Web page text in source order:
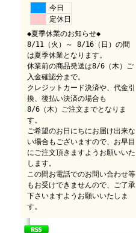
今日
定休日
◆夏季休業のお知らせ◆
8/11（火）～ 8/16（日）の間
は夏季休業となります。
休業前の商品発送は8/6（木）ご
入金確認分まで。
クレジットカード決済や、代金引
換、後払い決済の場合も
8/6（木）ご注文までとなりま
す。
ご希望のお日にちにお届け出来な
い場合もございますので、お早目
にご注文頂きますようお願いいた
します。
この間お電話でのお問い合わせ等
もお受けできませんので、ご了承
下さいますようお願いいたしま
す。